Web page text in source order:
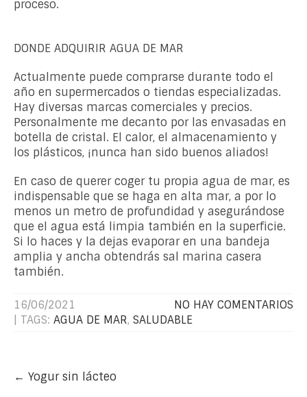
proceso.
DONDE ADQUIRIR AGUA DE MAR
Actualmente puede comprarse durante todo el
año en supermercados o tiendas especializadas.
Hay diversas marcas comerciales y precios.
Personalmente me decanto por las envasadas en
botella de cristal. El calor, el almacenamiento y
los plásticos, ¡nunca han sido buenos aliados!
En caso de querer coger tu propia agua de mar, es
indispensable que se haga en alta mar, a por lo
menos un metro de profundidad y asegurándose
que el agua está limpia también en la superficie.
Si lo haces y la dejas evaporar en una bandeja
amplia y ancha obtendrás sal marina casera
también.
16/06/2021
NO HAY COMENTARIOS
| TAGS: AGUA DE MAR, SALUDABLE
navigation
← Yogur sin lácteo